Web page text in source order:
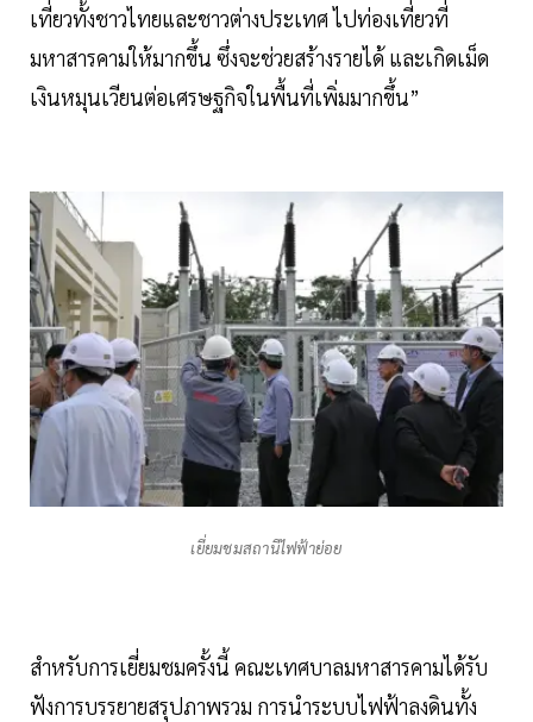
เที่ยวทั้งชาวไทยและชาวต่างประเทศ ไปท่องเที่ยวที่
มหาสารคามให้มากขึ้น ซึ่งจะช่วยสร้างรายได้ และเกิดเม็ด
เงินหมุนเวียนต่อเศรษฐกิจในพื้นที่เพิ่มมากขึ้น”
เยี่ยมชมสถานีไฟฟ้าย่อย
สำหรับการเยี่ยมชมครั้งนี้ คณะเทศบาลมหาสารคามได้รับ
ฟังการบรรยายสรุปภาพรวม การนำระบบไฟฟ้าลงดินทั้ง